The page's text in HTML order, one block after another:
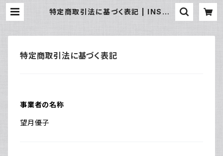
特定商取引法に基づく表記 | INSHU
特定商取引法に基づく表記
事業者の名称
望月優子